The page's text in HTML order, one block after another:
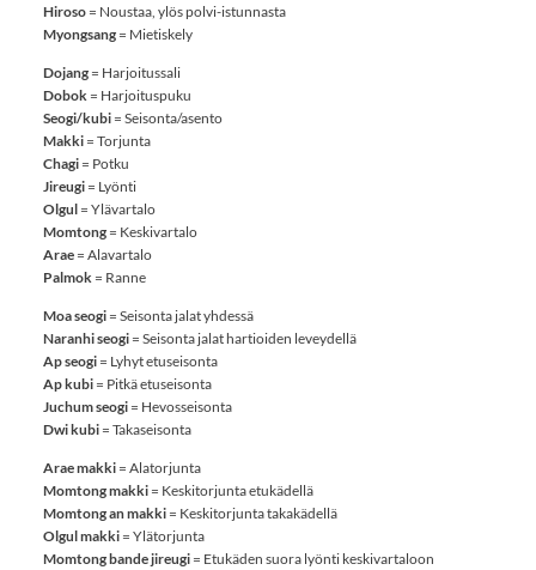
Hiroso= Noustaa, ylös polvi-istunnasta
Myongsang = Mietiskely
Dojang = Harjoitussali
Dobok= Harjoituspuku
Seogi/kubi= Seisonta/asento
Makki = Torjunta
Chagi= Potku
Jireugi= Lyönti
Olgul= Ylävartalo
Momtong= Keskivartalo
Arae= Alavartalo
Palmok= Ranne
Moa seogi= Seisonta jalat yhdessä
Naranhi seogi= Seisonta jalat hartioiden leveydellä
Ap seogi= Lyhyt etuseisonta
Ap kubi= Pitkä etuseisonta
Juchum seogi= Hevosseisonta
Dwi kubi= Takaseisonta
Arae makki= Alatorjunta
Momtong makki= Keskitorjunta etukädellä
Momtong an makki= Keskitorjunta takakädellä
Olgul makki= Ylätorjunta
Momtong bande jireugi= Etukäden suora lyönti keskivartaloon